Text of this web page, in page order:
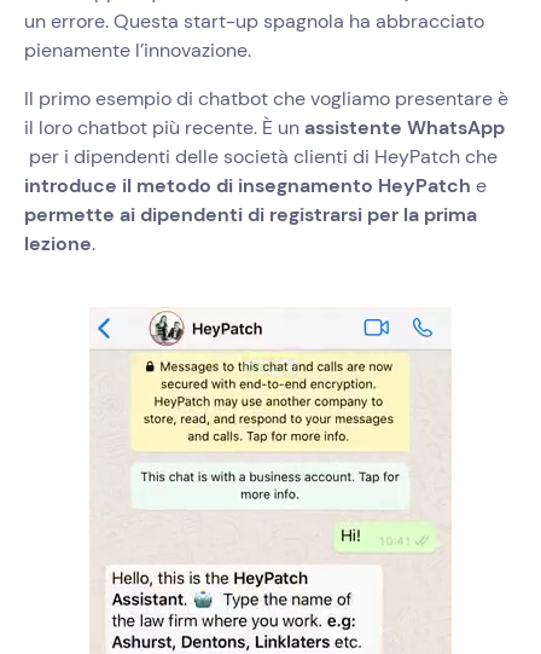
un errore. Questa start-up spagnola ha abbracciato
pienamente l’innovazione.
Il primo esempio di chatbot che vogliamo presentare è
il loro chatbot più recente. È unassistente WhatsApp
per i dipendenti delle società clienti di ‍ HeyPatch che
introduce il metodo di insegnamento HeyPatch e
permette ai dipendenti di registrarsi per la prima
lezione.